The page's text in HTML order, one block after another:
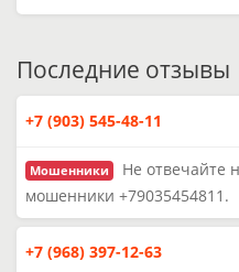
Последние отзывы
+7 (903) 545-48-11
Мошенники
Не отвечайте
мошенники +79035454811.
+7 (968) 397-12-63